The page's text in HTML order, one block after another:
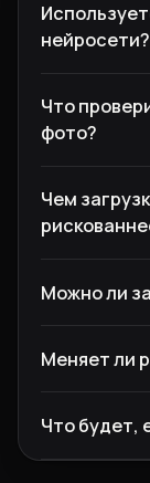
нейросети?
Что
фото?
Чем
Можно ли
Меняет ли
Что будет,